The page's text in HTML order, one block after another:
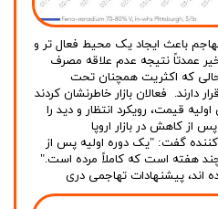
باعث ایجاد یک محیط فعال تر و
عمدتاً نتیجه عدم علاقه مصرف
حالی که اکثریت همچنان تحت
دارند. فعالان بازار خاطرنشان کردند
قیمت، رویکرد انتظار و دید را
از کاهش در بازار اروپا
گفت: "یک دوره اولیه پس از
هفته است که کاملاً مرده است."
اند، پیشنهادات تهاجمی دری